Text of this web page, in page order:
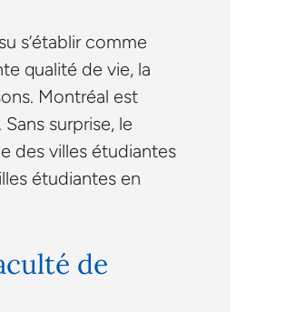
s’établir comme
qualité de vie, la
Montréal est
surprise, le
des villes étudiantes
étudiantes en
de